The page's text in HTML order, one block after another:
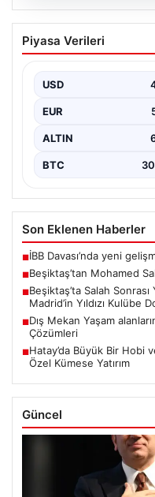
05.08.2026
Beşiktaş’tan
dev hamle!
Piyasa Verileri
USD
EUR
ALTIN
BTC
Son Eklenen Haberler
■İBB Davası’nda yeni
■Beşiktaş’tan Mohamed
■Beşiktaş’ta Salah
Madrid’in Yıldızı Kulübe
■Dış Mekan Yaşam
Çözümleri
■Hatay’da Büyük Bir Hobi
Özel Kümese Yatırım
Güncel